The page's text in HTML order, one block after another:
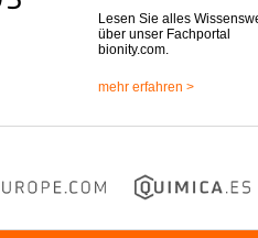
Lesen Sie alles
über unser Fachportal
bionity.com.
mehr erfahren >